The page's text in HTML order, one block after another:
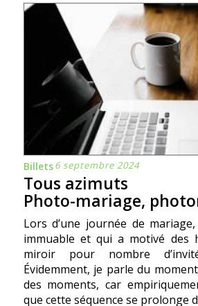
Billets6 septembre 2024
Tous azimuts
Photo-mariage,
Lors d’une journée de
immuable et qui a motivé des
miroir pour nombre
Évidemment, je parle du
des moments, car
que cette séquence se prolonge